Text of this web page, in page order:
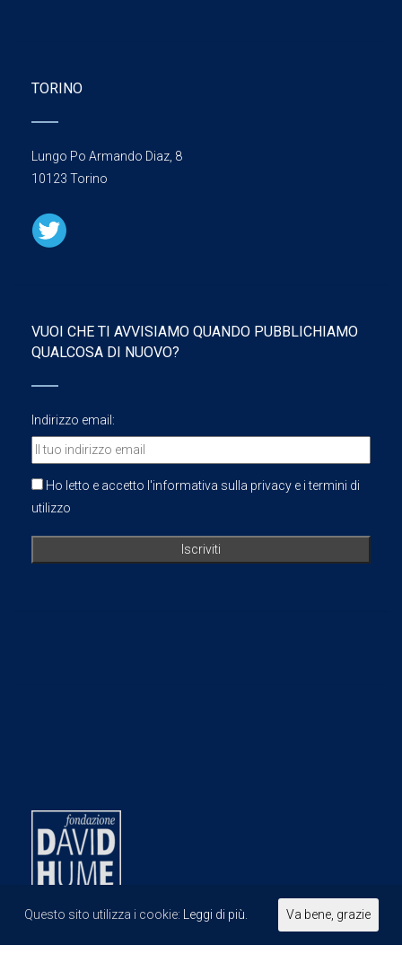
TORINO
Lungo Po Armando Diaz, 8
10123 Torino
VUOI CHE TI AVVISIAMO QUANDO PUBBLICHIAMO
QUALCOSA DI NUOVO?
Indirizzo email:
Ho letto e accetto l'informativa sulla privacy e i termini di
utilizzo
Questo sito utilizza i cookie: Leggi di più. Va bene, grazie